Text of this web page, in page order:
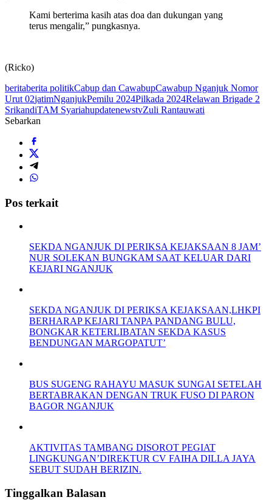
Kami berterima kasih atas doa dan dukungan yang
terus mengalir,” pungkasnya.
(Ricko)
beritaberita politikCabup dan CawabupCawabup Nganjuk Nomor
Urut 02jatimNganjukPemilu 2024Pilkada 2024Relawan Brigade 2
SrikandiTAM SyariahupdatenewstvZuli Rantauwati
Sebarkan
Pos terkait
SEKDA NGANJUK DI PERIKSA KEJAKSAAN 8 JAM’
NUR SOLEKAN BUNGKAM SAAT KELUAR DARI
KEJARI NGANJUK
SEKDA NGANJUK DI PERIKSA KEJAKSAAN,LHKPI
BERHARAP KEJARI TANPA PANDANG BULU,
BONGKAR KETERLIBATAN SEKDA KASUS
BENDUNGAN MARGOPATUT’
BUS SUGENG RAHAYU MASUK SUNGAI SETELAH
BERTABRAKAN DENGAN TRUK FUSO DI PARON
BAGOR NGANJUK
AKTIVITAS TAMBANG DISOROT PEGIAT
LINGKUNGAN’DIREKTUR CV FAIHA DILLA JAYA
SEBUT SUDAH BERIZIN.
Tinggalkan Balasan